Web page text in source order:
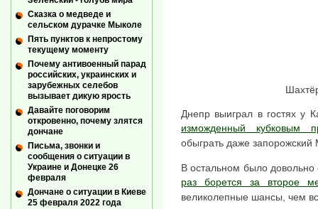
Днепр выиграл в гостях у
изможденный кубковым
обыграть даже запорожский
В остальном было довольно
раз борется за второе
великолепные шансы, чем
Сказка о медведе и
сельском дурачке Мыколе
Пять пунктов к непростому
текущему моменту
Почему антивоенный парад
российских, украинских и
зарубежных селебов
вызывает дикую ярость
Давайте поговорим
откровенно, почему злятся
дончане
Письма, звонки и
сообщения о ситуации в
Украине и Донецке 26
февраля
Дончане о ситуации в Киеве
25 февраля 2022 года